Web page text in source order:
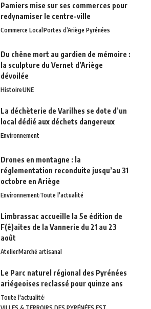
Pamiers mise sur ses commerces pour
redynamiser le centre-ville
Commerce Local Portes d’Ariège Pyrénées
Du chêne mort au gardien de mémoire :
la sculpture du Vernet d’Ariège
dévoilée
HistoireUNE
La déchèterie de Varilhes se dote d’un
local dédié aux déchets dangereux
Environnement
Drones en montagne : la
réglementation reconduite jusqu’au 31
octobre en Ariège
EnvironnementToute l'actualité
Limbrassac accueille la 5e édition de
F(ê)aites de la Vannerie du 21 au 23
août
AtelierMarché artisanal
Le Parc naturel régional des Pyrénées
ariégeoises reclassé pour quinze ans
Toute l'actualité